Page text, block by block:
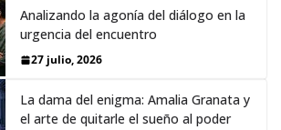
Analizando la agonía del diálogo en la
urgencia del encuentro
27 julio, 2026
La dama del enigma: Amalia Granata y
el arte de quitarle el sueño al poder